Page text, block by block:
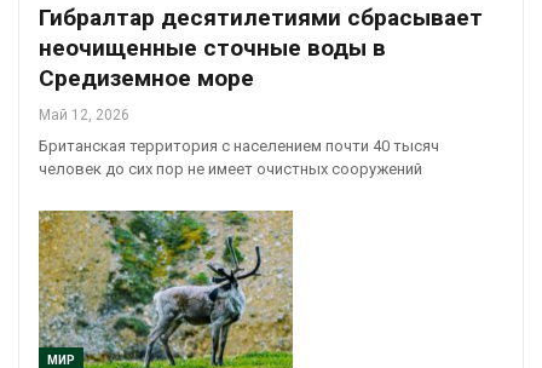
Гибралтар десятилетиями сбрасывает
неочищенные сточные воды в
Средиземное море
Май 12, 2026
Британская территория с населением почти 40 тысяч
человек до сих пор не имеет очистных сооружений
МИР